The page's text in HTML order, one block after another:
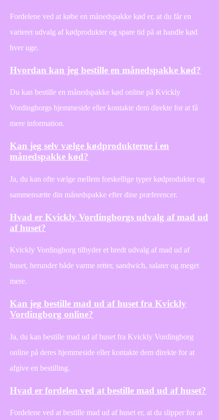
Fordelene ved at købe en månedspakke kød er, at du får en
varieret udvalg af kødprodukter og spare tid på at handle kød
hver uge.
Hvordan kan jeg bestille en månedspakke kød?
Du kan bestille en månedspakke kød online på Kvickly
Vordingborgs hjemmeside eller kontakte dem direkte for at få
mere information.
Kan jeg selv vælge kødprodukterne i en
månedspakke kød?
Ja, du kan ofte vælge mellem forskellige typer kødprodukter og
sammensætte din månedspakke efter dine præferencer.
Hvad er Kvickly Vordingborgs udvalg af mad ud
af huset?
Kvickly Vordingborg tilbyder et bredt udvalg af mad ud af
huset, herunder både varme retter, sandwich, salater og meget
mere.
Kan jeg bestille mad ud af huset fra Kvickly
Vordingborg online?
Ja, du kan bestille mad ud af huset fra Kvickly Vordingborg
online på deres hjemmeside eller kontakte dem direkte for at
afgive en bestilling.
Hvad er fordelen ved at bestille mad ud af huset?
Fordelene ved at bestille mad ud af huset er, at du slipper for at